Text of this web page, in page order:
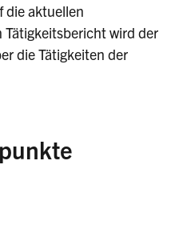
die aktuellen
wird der
die Tätigkeiten der